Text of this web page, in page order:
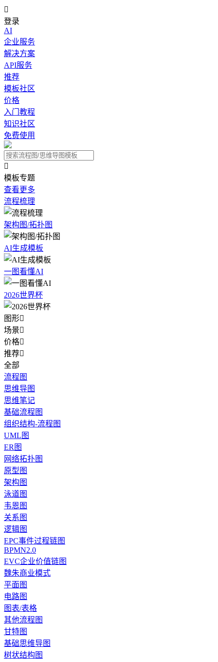

登录
AI
企业服务
解决方案
API服务
推荐
模板社区
价格
入门教程
知识社区
免费使用

模板专题
查看更多
流程梳理
架构图/拓扑图
AI生成模板
一图看懂AI
2026世界杯
图形
场景
价格
推荐
全部
流程图
思维导图
思维笔记
基础流程图
组织结构-流程图
UML图
ER图
网络拓扑图
原型图
架构图
泳道图
韦恩图
关系图
逻辑图
EPC事件过程链图
BPMN2.0
EVC企业价值链图
魏朱商业模式
平面图
电路图
图表/表格
其他流程图
甘特图
基础思维导图
树状结构图